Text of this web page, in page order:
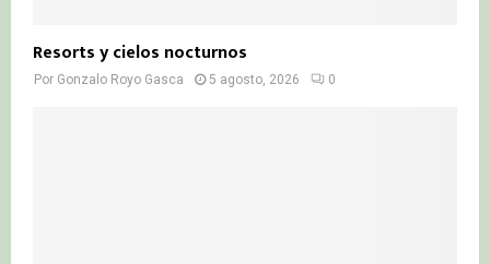
Resorts y cielos nocturnos
Por Gonzalo Royo Gasca 5 agosto, 2026 0